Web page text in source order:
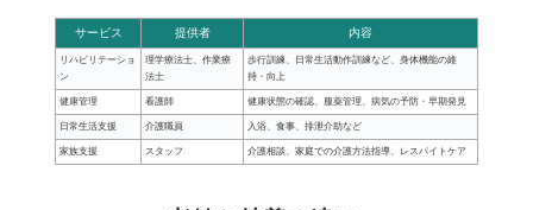
サービス 提供者 内容
リハビリテーショ
ン
理学療法士、作業療
法士
歩行訓練、日常生活動作訓練など、身体機能の維
持・向上
健康管理 看護師 健康状態の確認、服薬管理、病気の予防・早期発見
日常生活支援 介護職員 入浴、食事、排泄介助など
家族支援 スタッフ 介護相談、家庭での介護方法指導、レスパイトケア